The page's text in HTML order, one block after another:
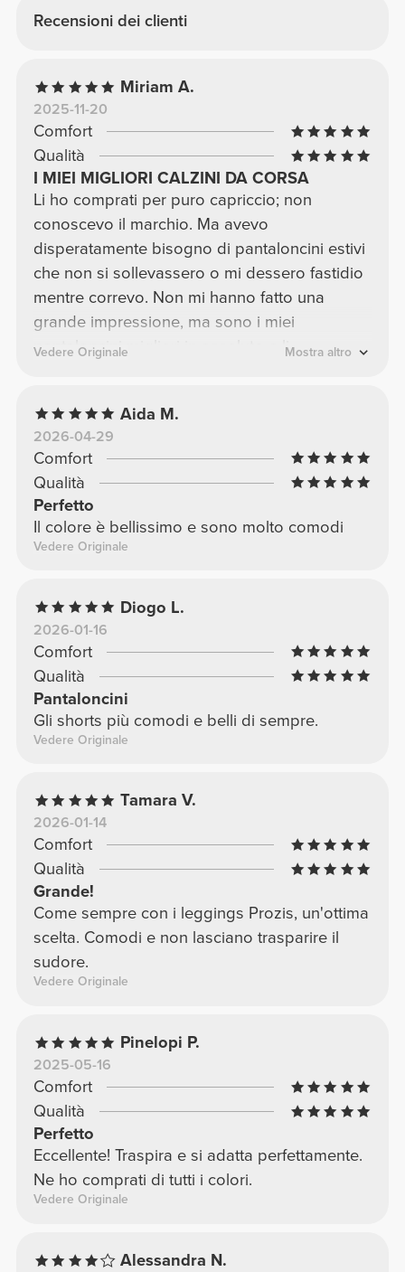
Recensioni dei clienti
Miriam A.
2025-11-20
Comfort
Qualità
I MIEI MIGLIORI CALZINI DA CORSA
Li ho comprati per puro capriccio; non
conoscevo il marchio. Ma avevo
disperatamente bisogno di pantaloncini estivi
che non si sollevassero o mi dessero fastidio
mentre correvo. Non mi hanno fatto una
grande impressione, ma sono i miei
pantaloncini migliori in assoluto e li
mi ha pagato per scrivere questa recensione;
sono semplicemente incredibilmente
soddisfatto del mio acquisto.*
Vedere Originale Mostra altro
Aida M.
2026-04-29
Comfort
Qualità
Perfetto
Il colore è bellissimo e sono molto comodi
Vedere Originale
Diogo L.
2026-01-16
Comfort
Qualità
Pantaloncini
Gli shorts più comodi e belli di sempre.
Vedere Originale
Tamara V.
2026-01-14
Comfort
Qualità
Grande!
Come sempre con i leggings Prozis, un'ottima
scelta. Comodi e non lasciano trasparire il
sudore.
Vedere Originale
Pinelopi P.
2025-05-16
Comfort
Qualità
Perfetto
Eccellente! Traspira e si adatta perfettamente.
Ne ho comprati di tutti i colori.
Vedere Originale
Alessandra N.